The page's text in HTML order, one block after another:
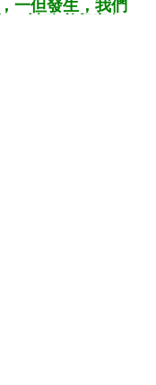
一但發生，我們